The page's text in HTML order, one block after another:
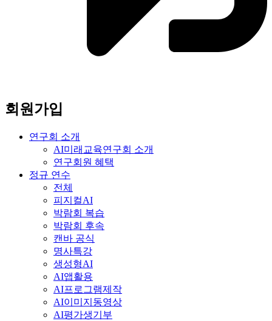
회원가입
연구회 소개
AI미래교육연구회 소개
연구회원 혜택
정규 연수
전체
피지컬AI
박람회 복습
박람회 후속
캔바 공식
명사특강
생성형AI
AI앱활용
AI프로그램제작
AI이미지동영상
AI평가생기부